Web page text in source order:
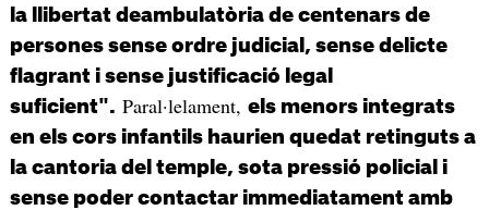
la llibertat deambulatòria de centenars de
persones sense ordre judicial, sense delicte
flagrant i sense justificació legal
suficient". Paral·lelament, els menors integrats
en els cors infantils haurien quedat retinguts a
la cantoria del temple, sota pressió policial i
sense poder contactar immediatament amb